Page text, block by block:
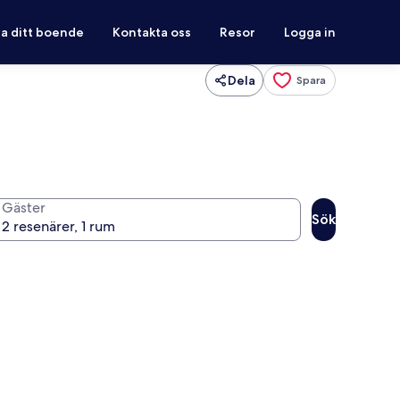
ditt boende Kontakta oss Resor Logga in
Dela Spara
Gäster
Sök